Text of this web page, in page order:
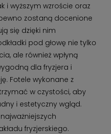
i wyższym wzroście oraz
zostaną docenione
się dzięki nim
pod głowę nie tylko
ale również wpłyną
dla fryzjera i
Fotele wykonane z
w czystości, aby
i estetyczny wgląd.
fryzjerskiego.